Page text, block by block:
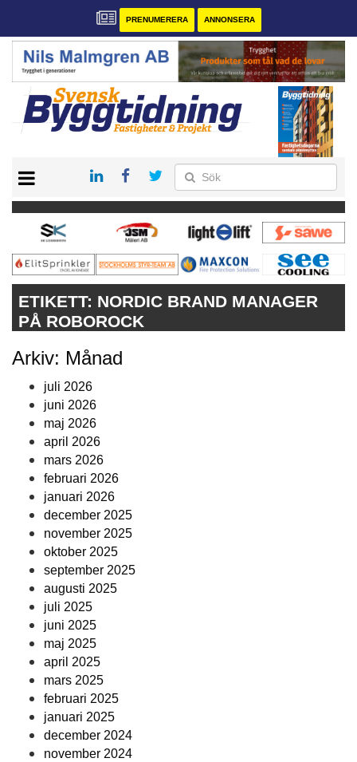
PRENUMERERA ANNONSERA
PRENUMERERA
VÅRA ANDRA MAGASIN
ANNONSERA
KONTAKT
ETIKETT: NORDIC BRAND MANAGER
PÅ ROBOROCK
Arkiv: Månad
juli 2026
juni 2026
maj 2026
april 2026
mars 2026
februari 2026
januari 2026
december 2025
november 2025
oktober 2025
september 2025
augusti 2025
juli 2025
juni 2025
maj 2025
april 2025
mars 2025
februari 2025
januari 2025
december 2024
november 2024